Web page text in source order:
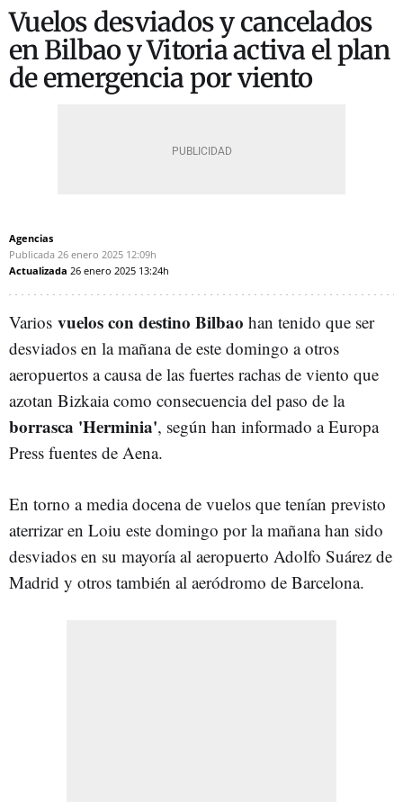
Vuelos desviados y cancelados
en Bilbao y Vitoria activa el plan
de emergencia por viento
Agencias
Publicada 26 enero 2025 12:09h
Actualizada 26 enero 2025 13:24h
Varios vuelos con destino Bilbao han tenido que ser
desviados en la mañana de este domingo a otros
aeropuertos a causa de las fuertes rachas de viento que
azotan Bizkaia como consecuencia del paso de la
borrasca 'Herminia', según han informado a Europa
Press fuentes de Aena.
En torno a media docena de vuelos que tenían previsto
aterrizar en Loiu este domingo por la mañana han sido
desviados en su mayoría al aeropuerto Adolfo Suárez de
Madrid y otros también al aeródromo de Barcelona.